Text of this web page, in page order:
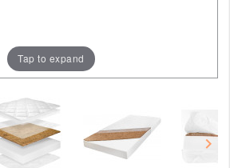
Tap to expand
